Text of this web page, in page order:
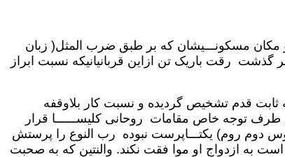
مکان مسکونـــیشان که بر طبق ضرب المثل( زبان
رقت باریک تن ازاین قربانیانیکه نسبت ابراز
ثابت قدم تشخیص گردیده و نسبت کار بلاوقفه
توجه خاص مقامات روحانی کلیســــــا قرار
دوم روم) یکتـــاپرست نبوده رب النوع را پرستش
به ازدواج او موا فقت نکند. والنتین که به صحبت